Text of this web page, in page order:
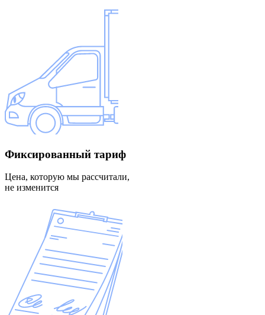
Фиксированный тариф
Цена, которую мы рассчитали,
не изменится